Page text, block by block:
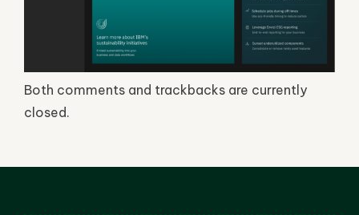
Both comments and trackbacks are currently
closed.